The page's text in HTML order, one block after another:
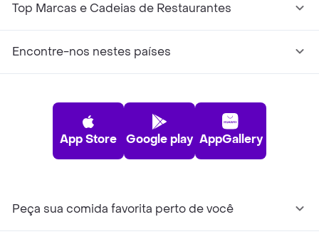
Top Marcas e Cadeias de Restaurantes
Encontre-nos nestes países
App Store Google play AppGallery
Peça sua comida favorita perto de você